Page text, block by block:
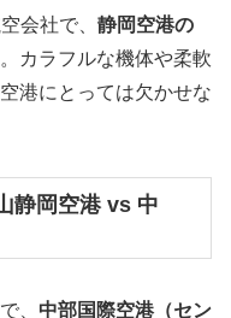
会社で、 静岡空港の
カラフルな機体や柔軟
港にとっては欠かせな
静岡空港 vs 中
、 中部国際空港（セン